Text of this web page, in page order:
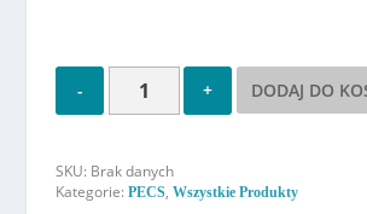
c
e
n
d
DODAJ DO
SKU: Brak danych
Kategorie:PECS,Wszystkie Produkty